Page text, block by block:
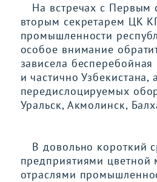
На встречах с
вторым секретарем ЦК
промышленности
особое внимание
зависела
и частично
передислоцируемых
Уральск, Акмолинск,
В довольно короткий
предприятиями
отраслями